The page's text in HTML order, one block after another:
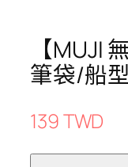
【MUJI
筆袋/船
139 TWD